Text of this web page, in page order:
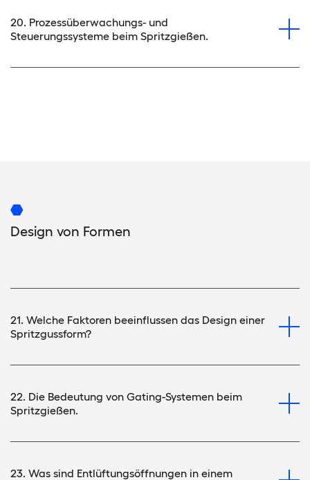
20. Prozessüberwachungs- und
Steuerungssysteme beim Spritzgießen.
Design von Formen
21. Welche Faktoren beeinflussen das Design einer
Spritzgussform?
22. Die Bedeutung von Gating-Systemen beim
Spritzgießen.
23. Was sind Entlüftungsöffnungen in einem